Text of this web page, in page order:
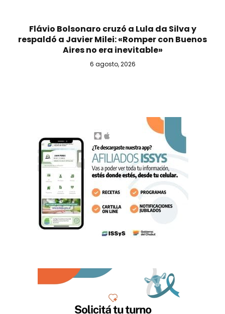
Flávio Bolsonaro cruzó a Lula da Silva y
respaldó a Javier Milei: «Romper con Buenos
Aires no era inevitable»
6 agosto, 2026